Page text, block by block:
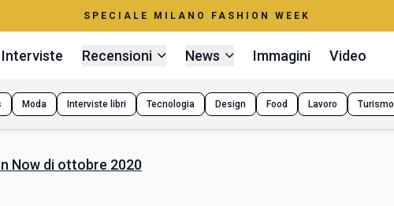
SPECIALE MILANO FASHION WEEK
Interviste Recensioni News Immagini Video
Moda Interviste libri Tecnologia Design Food Lavoro Turismo
Now di ottobre 2020